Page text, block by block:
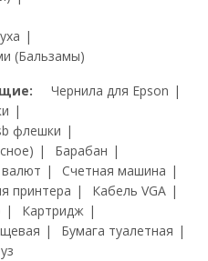
(Бальзамы)
Чернила для Epson
флешки
Барабан
Счетная машина
принтера
Кабель VGA
Картридж
Бумага туалетная